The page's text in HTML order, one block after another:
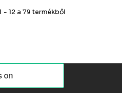
- 12 a 79 termékből